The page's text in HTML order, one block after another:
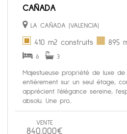
CAÑADA
LA CAÑADA (VALENCIA)
410 m2 construits 895
6 3
Majestueuse propriété de luxe de
entièrement sur un seul étage,
apprécient l’élégance sereine,
absolu. Une pro...
VENTE
840.000€